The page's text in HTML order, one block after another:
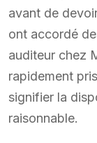
avant de
ont accordé
auditeur chez
rapidement
signifier la
raisonnable.